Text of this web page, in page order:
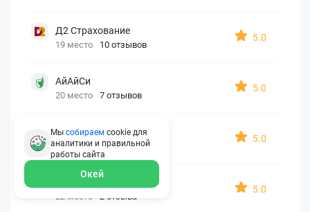
Д2 Страхование
19 место 10 отзывов
5.0
АйАйСи
20 место 7 отзывов
5.0
OxySport
21 место 6 отзывов
5.0
22 место 2 отзыва
5.0
Мы собираем cookie для
аналитики и правильной
работы сайта
Окей